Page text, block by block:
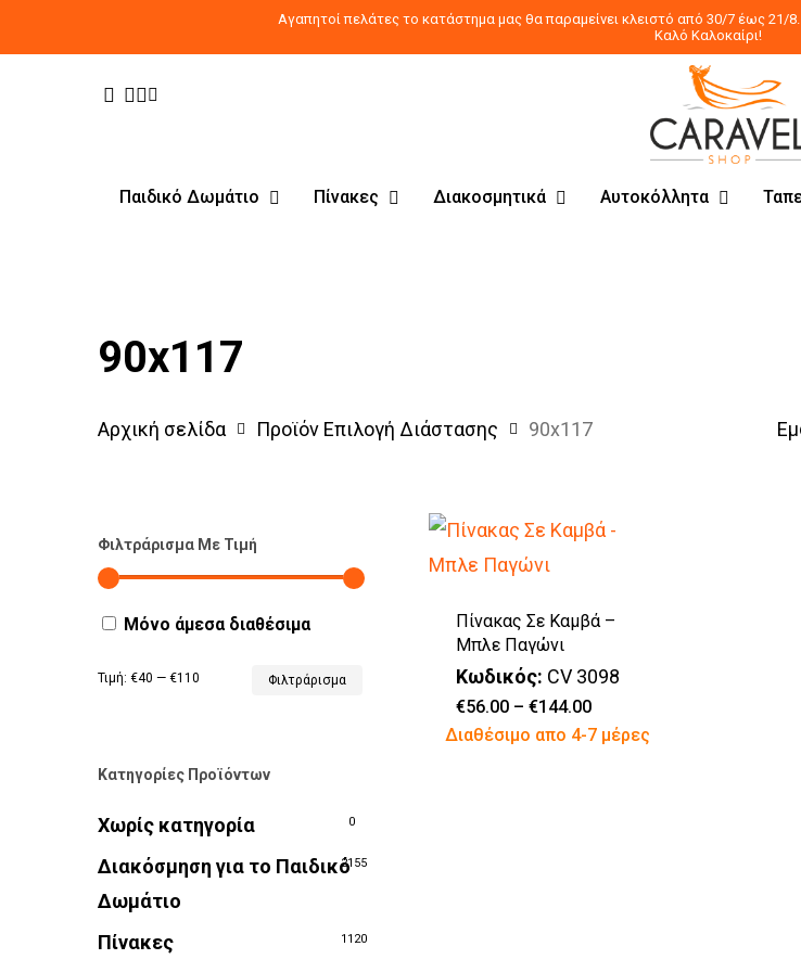
Αγαπητοί πελάτες το κατάστημα μας θα παραμείνει κλειστό από 30/7 έως 21/
Καλό Καλοκαίρι!
to
Facebook
Pinterest
Instagram
Tiktok
Παιδικό Δωμάτιο Πίνακες Διακοσμητικά Αυτοκόλλητα
90x117
Αρχική σελίδα Προϊόν Επιλογή Διάστασης 90x117
Φιλτράρισμα Με Τιμή
Μόνο άμεσα διαθέσιμα
Φιλτράρισμα
Τιμή: €40 — €110
Κατηγορίες Προϊόντων
Χωρίς κατηγορία 0
Διακόσμηση για το Παιδικό
Δωμάτιο
2155
Πίνακες 1120
Πίνακας Σε Καμβά –
Μπλε Παγώνι
Κωδικός: CV 3098
€56.00 – €144.00Price
range:
€56.00
Διαθέσιμο απο 4-7 μέρες
Αυτό